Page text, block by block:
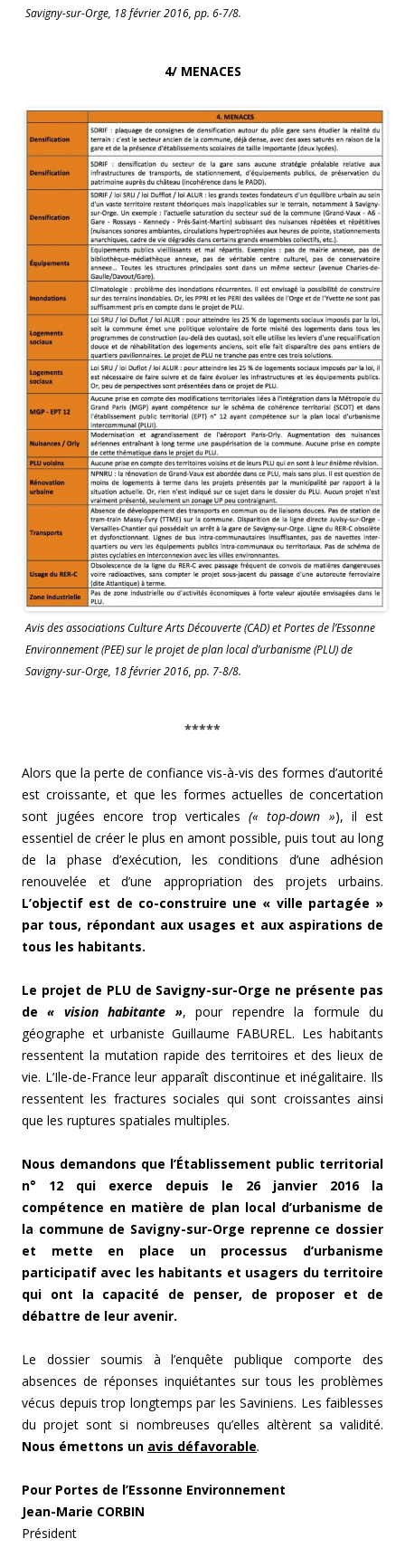
Savigny-sur-Orge, 18 février 2016, pp. 6-7/8.
4/ MENACES
Avis des associations Culture Arts Découverte (CAD) et Portes de l’Essonne
Environnement (PEE) sur le projet de plan local d’urbanisme (PLU) de
Savigny-sur-Orge, 18 février 2016, pp. 7-8/8.
*****
Alors que la perte de confiance vis-à-vis des formes d’autorité
est croissante, et que les formes actuelles de concertation
sont jugées encore trop verticales(« top-down »), il est
essentiel de créer le plus en amont possible, puis tout au long
de la phase d’exécution, les conditions d’une adhésion
renouvelée et d’une appropriation des projets urbains.
L’objectif est de co-construire une « ville partagée »
par tous, répondant aux usages et aux aspirations de
tous les habitants.
Le projet de PLU de Savigny-sur-Orge ne présente pas
de« vision habitante », pour rependre la formule du
géographe et urbaniste Guillaume FABUREL. Les habitants
ressentent la mutation rapide des territoires et des lieux de
vie. L’Ile-de-France leur apparaît discontinue et inégalitaire. Ils
ressentent les fractures sociales qui sont croissantes ainsi
que les ruptures spatiales multiples.
Nous demandons que l’Établissement public territorial
n° 12 qui exerce depuis le 26 janvier 2016 la
compétence en matière de plan local d’urbanisme de
la commune de Savigny-sur-Orge reprenne ce dossier
et mette en place un processus d’urbanisme
participatif avec les habitants et usagers du territoire
qui ont la capacité de penser, de proposer et de
débattre de leur avenir.
Le dossier soumis à l’enquête publique comporte des
absences de réponses inquiétantes sur tous les problèmes
vécus depuis trop longtemps par les Saviniens. Les faiblesses
du projet sont si nombreuses qu’elles altèrent sa validité.
Nous émettons un avis défavorable.
Pour Portes de l’Essonne Environnement
Jean-Marie CORBIN
Président